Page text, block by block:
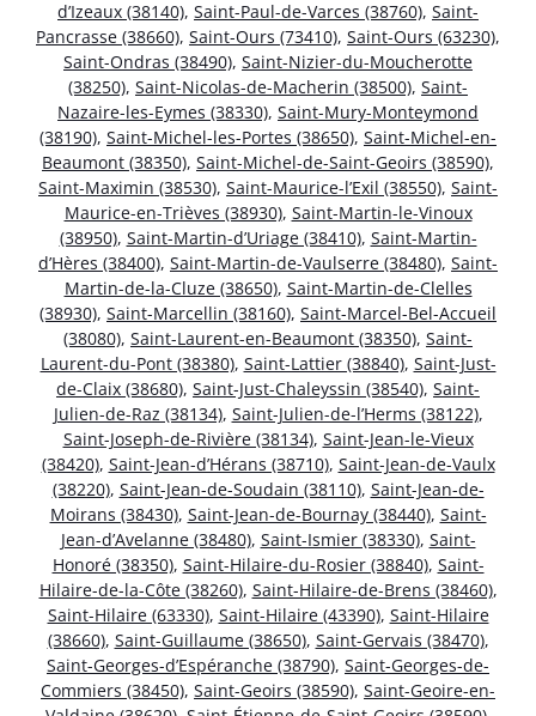
d’Izeaux (38140), Saint-Paul-de-Varces (38760), Saint-
Pancrasse (38660), Saint-Ours (73410), Saint-Ours (63230),
Saint-Ondras (38490), Saint-Nizier-du-Moucherotte
(38250), Saint-Nicolas-de-Macherin (38500), Saint-
Nazaire-les-Eymes (38330), Saint-Mury-Monteymond
(38190), Saint-Michel-les-Portes (38650), Saint-Michel-en-
Beaumont (38350), Saint-Michel-de-Saint-Geoirs (38590),
Saint-Maximin (38530), Saint-Maurice-l’Exil (38550), Saint-
Maurice-en-Trièves (38930), Saint-Martin-le-Vinoux
(38950), Saint-Martin-d’Uriage (38410), Saint-Martin-
d’Hères (38400), Saint-Martin-de-Vaulserre (38480), Saint-
Martin-de-la-Cluze (38650), Saint-Martin-de-Clelles
(38930), Saint-Marcellin (38160), Saint-Marcel-Bel-Accueil
(38080), Saint-Laurent-en-Beaumont (38350), Saint-
Laurent-du-Pont (38380), Saint-Lattier (38840), Saint-Just-
de-Claix (38680), Saint-Just-Chaleyssin (38540), Saint-
Julien-de-Raz (38134), Saint-Julien-de-l’Herms (38122),
Saint-Joseph-de-Rivière (38134), Saint-Jean-le-Vieux
(38420), Saint-Jean-d’Hérans (38710), Saint-Jean-de-Vaulx
(38220), Saint-Jean-de-Soudain (38110), Saint-Jean-de-
Moirans (38430), Saint-Jean-de-Bournay (38440), Saint-
Jean-d’Avelanne (38480), Saint-Ismier (38330), Saint-
Honoré (38350), Saint-Hilaire-du-Rosier (38840), Saint-
Hilaire-de-la-Côte (38260), Saint-Hilaire-de-Brens (38460),
Saint-Hilaire (63330), Saint-Hilaire (43390), Saint-Hilaire
(38660), Saint-Guillaume (38650), Saint-Gervais (38470),
Saint-Georges-d’Espéranche (38790), Saint-Georges-de-
Commiers (38450), Saint-Geoirs (38590), Saint-Geoire-en-